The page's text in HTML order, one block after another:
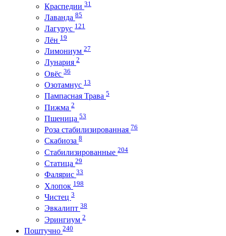
Краспедии 31
Лаванда 85
Лагурус 121
Лён 19
Лимониум 27
Лунария 2
Овёс 36
Озотамнус 13
Пампасная Трава 5
Пижма 2
Пшеница 53
Роза стабилизированная 76
Скабиоза 8
Стабилизированные 204
Статица 29
Фалярис 33
Хлопок 198
Чистец 3
Эвкалипт 38
Эрингиум 2
Поштучно 240